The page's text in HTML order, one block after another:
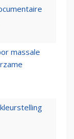
massale